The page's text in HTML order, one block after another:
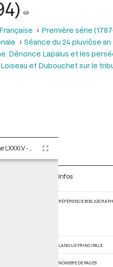
Première série
Séance du 24 pluviôse an
Dénonce Lapalus et les
et Dubouchet sur le
Infos
RÉFÉRENCE
LANGUE PRINCIPALE
NOMBRE DE PAGES